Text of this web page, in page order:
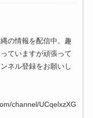
の情報を配信中。趣
ていますが頑張って
ネル登録をお願いし
channel/UCqelxzXG